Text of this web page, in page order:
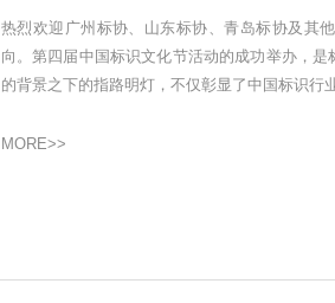
热烈欢迎广州标协、山东标协、青岛标协及其
向。第四届中国标识文化节活动的成功举办，
的背景之下的指路明灯，不仅彰显了中国标识行
MORE>>